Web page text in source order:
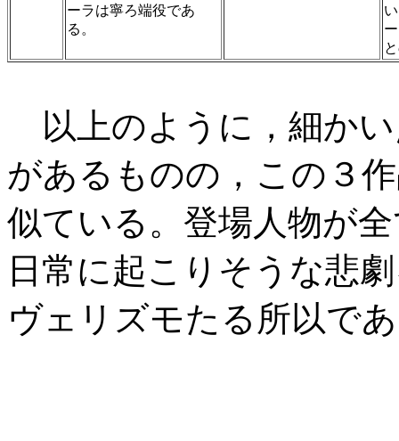
ーラは寧ろ端役であ
る。
以上のように，細か
があるものの，この３
似ている。登場人物が
日常に起こりそうな悲
ヴェリズモたる所以で